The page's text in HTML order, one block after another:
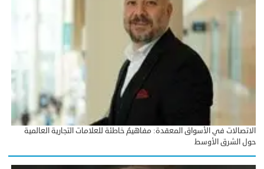
الاتصالات في الأسواق المعقدة: مفاهيمُ خاطئة للعلامات التجارية العالمية
حول الشرق الأوسط